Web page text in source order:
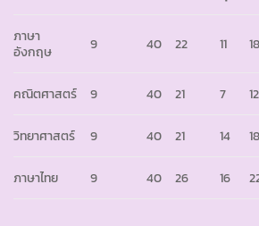
ภาษา
อังกฤษ
9 40 22 11
คณิตศาสตร์ 9 40 21 7
วิทยาศาสตร์ 9 40 21 14
ภาษาไทย 9 40 26 16